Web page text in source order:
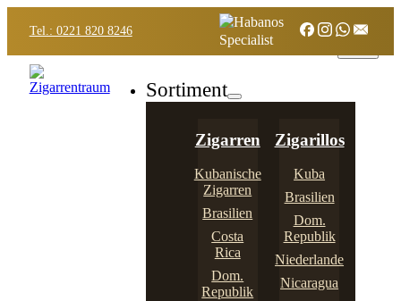
Tel.: 0221 820 8246
Sortiment
Zigarren
Kubanische
Zigarren
Brasilien
Costa
Rica
Dom.
Republik
Zigarillos
Kuba
Brasilien
Dom.
Republik
Niederlande
Nicaragua